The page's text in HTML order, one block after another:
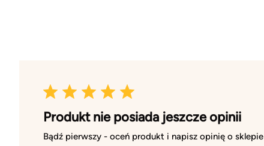
Produkt nie posiada jeszcze opinii
Bądź pierwszy - oceń produkt i napisz opinię o sklepie